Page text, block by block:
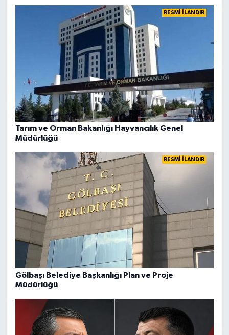
RESMİ İLANDIR
Tarım ve Orman Bakanlığı Hayvancılık Genel
Müdürlüğü
RESMİ İLANDIR
Gölbaşı Belediye Başkanlığı Plan ve Proje
Müdürlüğü